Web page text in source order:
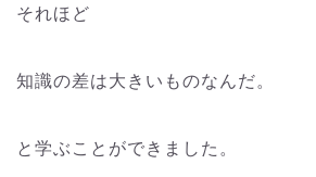
それほど
知識の差は大きいものなんだ。
と学ぶことができました。